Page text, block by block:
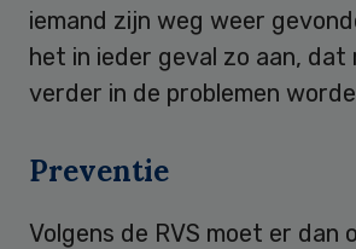
iemand zijn weg weer
het in ieder geval zo aan, dat
verder in de problemen
Preventie
Volgens de RVS moet er dan